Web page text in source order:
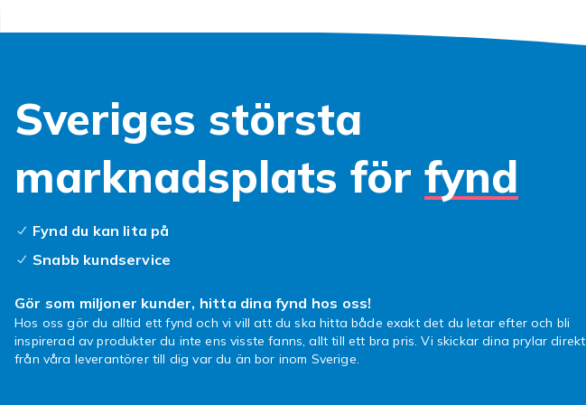
Sveriges största
marknadsplats för fynd
Fynd du kan lita på
Snabb kundservice
Gör som miljoner kunder, hitta dina fynd hos oss!
Hos oss gör du alltid ett fynd och vi vill att du ska hitta både exakt det du letar efter och bli
inspirerad av produkter du inte ens visste fanns, allt till ett bra pris. Vi skickar dina prylar direkt
från våra leverantörer till dig var du än bor inom Sverige.